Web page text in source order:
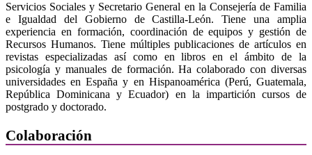
Servicios Sociales y Secretario General en la Consejería de Familia
e Igualdad del Gobierno de Castilla-León. Tiene una amplia
experiencia en formación, coordinación de equipos y gestión de
Recursos Humanos. Tiene múltiples publicaciones de artículos en
revistas especializadas así como en libros en el ámbito de la
psicología y manuales de formación. Ha colaborado con diversas
universidades en España y en Hispanoamérica (Perú, Guatemala,
República Dominicana y Ecuador) en la impartición cursos de
postgrado y doctorado.
Colaboración